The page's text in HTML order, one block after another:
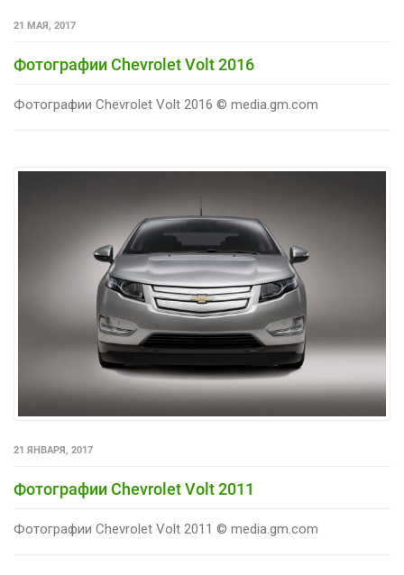
21 МАЯ, 2017
Фотографии Chevrolet Volt 2016
Фотографии Chevrolet Volt 2016 © media.gm.com
21 ЯНВАРЯ, 2017
Фотографии Chevrolet Volt 2011
Фотографии Chevrolet Volt 2011 © media.gm.com